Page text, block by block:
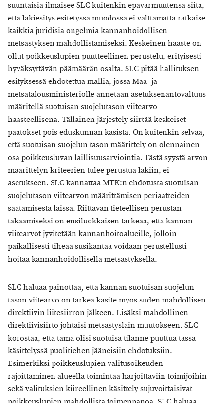
suuntaisia ilmaisee SLC kuitenkin epävarmuutensa siitä,
että lakiesitys esitetyssä muodossa ei välttämättä ratkaise
kaikkia juridisia ongelmia kannanhoidollisen
metsästyksen mahdollistamiseksi. Keskeinen haaste on
ollut poikkeuslupien puutteellinen perustelu, erityisesti
hyväksyttävän päämäärän osalta​. SLC pitää hallituksen
esityksessä ehdotettua mallia, jossa Maa- ja
metsätalousministeriölle annetaan asetuksenantovaltuus
määritellä suotuisan suojelutason viitearvo
haasteellisena. Tällainen järjestely siirtää keskeiset
päätökset pois eduskunnan käsistä. On kuitenkin selvää,
että suotuisan suojelun tason määrittely on olennainen
osa poikkeusluvan laillisuusarviointia. Tästä syystä arvon
määrittelyn kriteerien tulee perustua lakiin, ei
asetukseen. SLC kannattaa MTK:n ehdotusta suotuisan
suojelutason viitearvon määrittämisen periaatteiden
säätämisestä laissa. Riittävän tieteellisen perustan
takaamiseksi on ensiluokkaisen tärkeää, että kannan
viitearvot jyvitetään kannanhoitoalueille, jolloin
paikallisesti tiheää susikantaa voidaan perustellusti
hoitaa kannanhoidollisella metsästyksellä.
SLC haluaa painottaa, että kannan suotuisan suojelun
tason viitearvo on tärkeä käsite myös suden mahdollisen
direktiivin liitesiirron jälkeen. Lisäksi mahdollinen
direktiivisiirto johtaisi metsästyslain muutokseen. SLC
korostaa, että tämä olisi suotuisa tilanne puuttua tässä
käsittelyssä puolitiehen jääneisiin ehdotuksiin.
Esimerkiksi poikkeuslupien valitusoikeuden
rajoittaminen alueella toimintaa harjoittaviin toimijoihin
sekä valituksien kiireellinen käsittely sujuvoittaisivat